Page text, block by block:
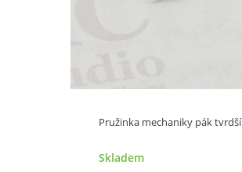
Pružinka mechaniky pák tvrdší
Skladem